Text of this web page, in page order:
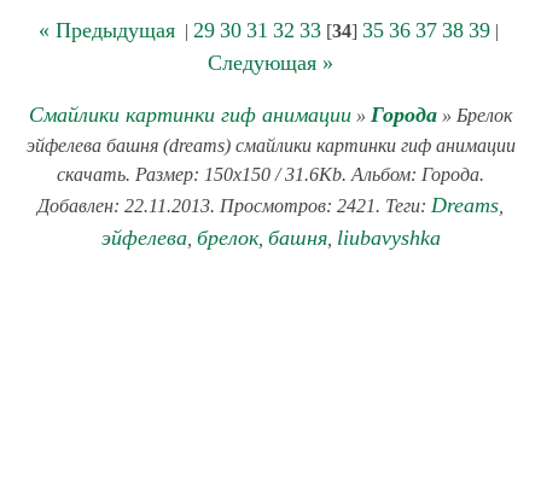
« Предыдущая| 29 30 31 32 33[34] 35 36 37 38 39|
Следующая »
Смайлики картинки гиф анимации » Города » Брелок
эйфелева башня (dreams) смайлики картинки гиф анимации
скачать. Размер: 150x150 / 31.6Kb. Альбом: Города.
Добавлен: 22.11.2013. Просмотров: 2421. Теги: Dreams
эйфелева, брелок, башня, liubavyshka